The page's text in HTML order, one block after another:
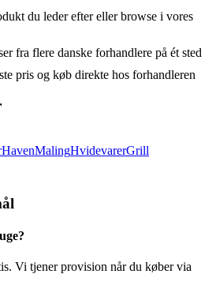
du leder efter eller browse i vores
fra flere danske forhandlere på ét sted
pris og køb direkte hos forhandleren
HavenMalingHvidevarerGrill
Vi tjener provision når du køber via